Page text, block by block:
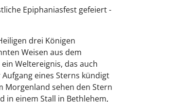
Epiphaniasfest gefeiert -
drei Königen
Weisen aus dem
Weltereignis, das auch
eines Sterns kündigt
Morgenland sehen den Stern
in einem Stall in Bethlehem,